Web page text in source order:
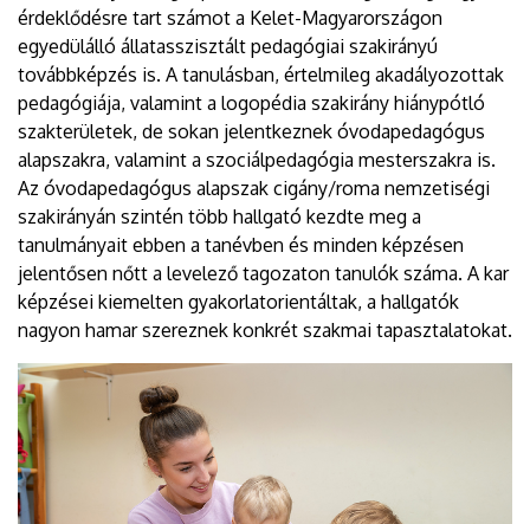
érdeklődésre tart számot a Kelet-Magyarországon
egyedülálló állatasszisztált pedagógiai szakirányú
továbbképzés is. A tanulásban, értelmileg akadályozottak
pedagógiája, valamint a logopédia szakirány hiánypótló
szakterületek, de sokan jelentkeznek óvodapedagógus
alapszakra, valamint a szociálpedagógia mesterszakra is.
Az óvodapedagógus alapszak cigány/roma nemzetiségi
szakirányán szintén több hallgató kezdte meg a
tanulmányait ebben a tanévben és minden képzésen
jelentősen nőtt a levelező tagozaton tanulók száma. A kar
képzései kiemelten gyakorlatorientáltak, a hallgatók
nagyon hamar szereznek konkrét szakmai tapasztalatokat.